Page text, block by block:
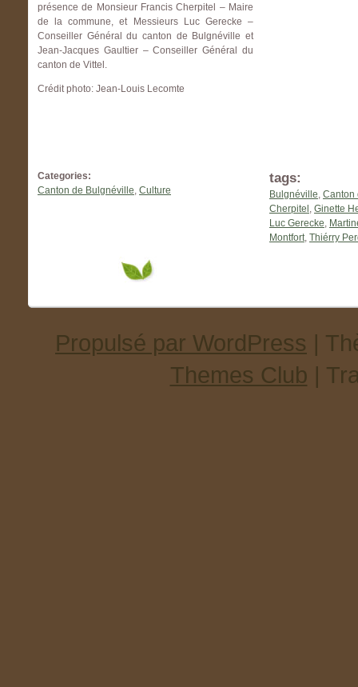
présence de Monsieur Francis Cherpitel – Maire
de la commune, et Messieurs Luc Gerecke –
Conseiller Général du canton de Bulgnéville et
Jean-Jacques Gaultier – Conseiller Général du
canton de Vittel.
Crédit photo: Jean-Louis Lecomte
Categories:
Canton de Bulgnéville Culture
tags:
Bulgnéville Canton
Cherpitel Ginette
Luc Gerecke
Montfort Thiérry
Propulsé par WordPress |
Themes Club |